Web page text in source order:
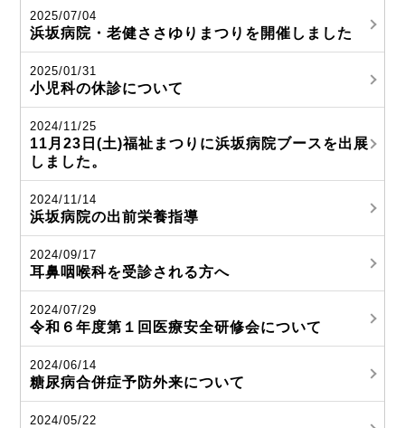
2025/07/04
浜坂病院・老健ささゆりまつりを開催しました
2025/01/31
小児科の休診について
2024/11/25
11月23日(土)福祉まつりに浜坂病院ブースを出展
しました。
2024/11/14
浜坂病院の出前栄養指導
2024/09/17
耳鼻咽喉科を受診される方へ
2024/07/29
令和６年度第１回医療安全研修会について
2024/06/14
糖尿病合併症予防外来について
2024/05/22